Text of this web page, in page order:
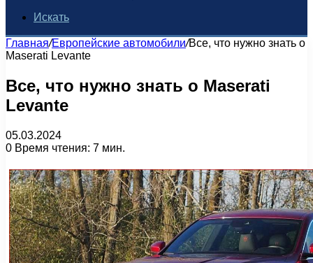
Искать
Главная/Европейские автомобили/Все, что нужно знать о
Maserati Levante
Все, что нужно знать о Maserati
Levante
05.03.2024
0 Время чтения: 7 мин.